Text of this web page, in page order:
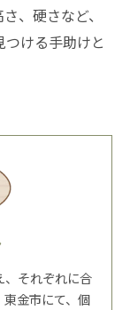
、硬さなど、
ける手助けと
、それぞれに合
金市にて、個